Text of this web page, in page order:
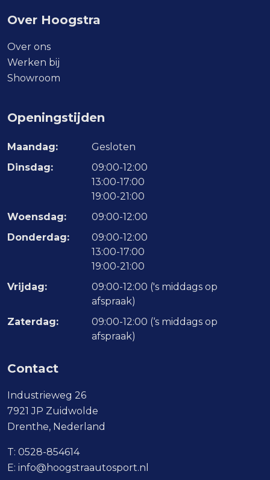
Over Hoogstra
Over ons
Werken bij
Showroom
Openingstijden
Maandag:
Gesloten
Dinsdag:
09:00-12:00
13:00-17:00
19:00-21:00
Woensdag:
09:00-12:00
Donderdag:
09:00-12:00
13:00-17:00
19:00-21:00
Vrijdag:
09:00-12:00 ('s middags op
afspraak)
Zaterdag:
09:00-12:00 (‘s middags op
afspraak)
Contact
Industrieweg 26
7921 JP Zuidwolde
Drenthe, Nederland
T: 0528-854614
E: info@hoogstraautosport.nl